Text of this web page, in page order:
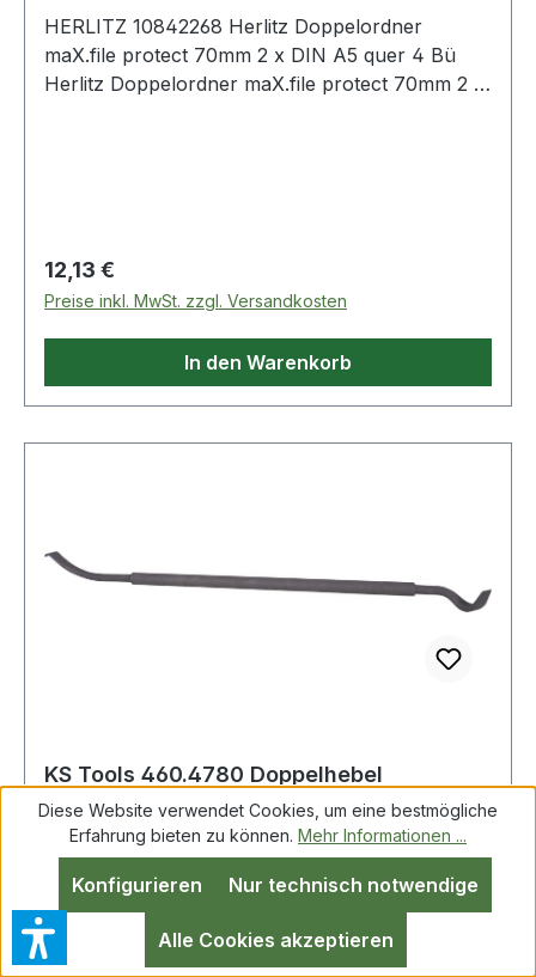
HERLITZ 10842268 Herlitz Doppelordner
maX.file protect 70mm 2 x DIN A5 quer 4 Bü
Herlitz Doppelordner maX.file protect 70mm 2 x
Regulärer Preis:
12,13 €
Preise inkl. MwSt. zzgl. Versandkosten
In den Warenkorb
KS Tools 460.4780 Doppelhebel
Doppelhebel ideal geeignet für die Montage von
TRILEX-Felgenspeziell geformtSpezial-
Werkzeugstahl Weitere Produkte im Bereich
Diese Website verwendet Cookies, um eine bestmögliche
Erfahrung bieten zu können. Mehr Informationen ...
Nur technisch notwendige
Konfigurieren
Alle Cookies akzeptieren